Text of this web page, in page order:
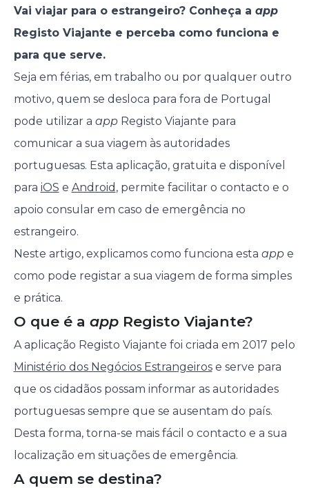
Vai viajar para o estrangeiro? Conheça a app
Registo Viajante e perceba como funciona e
para que serve.
Seja em férias, em trabalho ou por qualquer outro
motivo, quem se desloca para fora de Portugal
pode utilizar a appRegisto Viajante para
comunicar a sua viagem às autoridades
portuguesas. Esta aplicação, gratuita e disponível
para iOS e Android , permite facilitar o contacto e o
apoio consular em caso de emergência no
estrangeiro.
Neste artigo, explicamos como funciona esta appe
como pode registar a sua viagem de forma simples
e prática.
O que é a appRegisto Viajante?
A aplicação Registo Viajante foi criada em 2017 pelo
Ministério dos Negócios Estrangeirose serve para
que os cidadãos possam informar as autoridades
portuguesas sempre que se ausentam do país.
Desta forma, torna-se mais fácil o contacto e a sua
localização em situações de emergência.
A quem se destina?